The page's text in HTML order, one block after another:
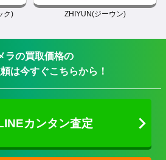
ク) ZHIYUN(ジーウン)
ラの買取価格の
は今すぐこちらから！
カンタン査定